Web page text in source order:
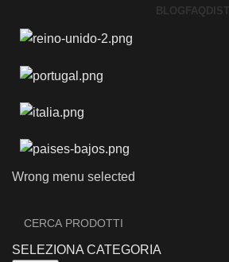
BLOG FAQ
Wrong menu selected
SELEZIONA CATEGORIA